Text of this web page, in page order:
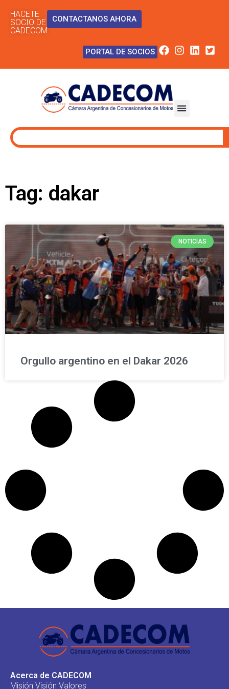
HACETE
SOCIO DE
CADECOM
CONTACTANOS AHORA
PORTAL DE SOCIOS
Tag: dakar
NOTICIAS
Orgullo argentino en el Dakar 2026
Acerca de CADECOM
Misión Visión Valores